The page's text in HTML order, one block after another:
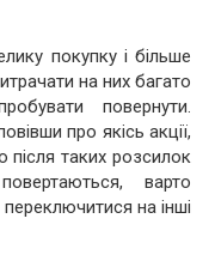
покупку і більше
на них багато
повернути.
про якісь акції,
після таких розсилок
варто
на інші